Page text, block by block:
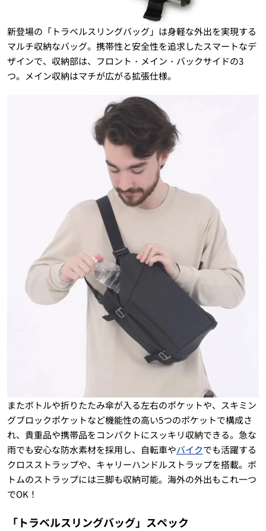
新登場の「トラベルスリングバッグ」は身軽な外出を実現する
マルチ収納なバッグ。携帯性と安全性を追求したスマートなデ
ザインで、収納部は、フロント・メイン・バックサイドの3
つ。メイン収納はマチが広がる拡張仕様。
またボトルや折りたたみ傘が入る左右のポケットや、スキミン
グブロックポケットなど機能性の高い5つのポケットで構成さ
れ、貴重品や携帯品をコンパクトにスッキリ収納できる。急な
雨でも安心な防水素材を採用し、自転車やバイクでも活躍する
クロスストラップや、キャリーハンドルストラップを搭載。ボ
トムのストラップには三脚も収納可能。海外の外出もこれ一つ
でOK！
「トラベルスリングバッグ」スペック